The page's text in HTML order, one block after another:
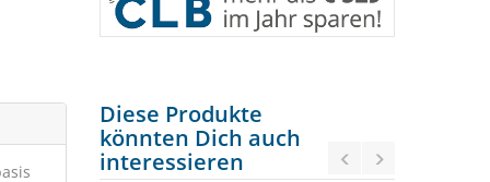
Diese Produkte
könnten Dich auch
interessieren